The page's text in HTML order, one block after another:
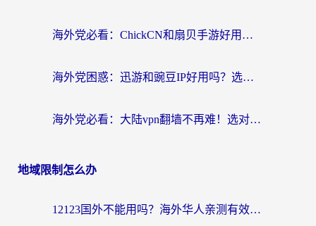
海外党必看：ChickCN和扇贝手游好用吗？3步选对回国加速器无缝刷国内资源
海外党困惑：迅游和豌豆IP好用吗？选对回国加速器，刷剧游戏再也不卡
海外党必看：大陆vpn翻墙不再难！选对加速器，无缝刷国内资源
地域限制怎么办
12123国外不能用吗？海外华人亲测有效的回国加速方案来了